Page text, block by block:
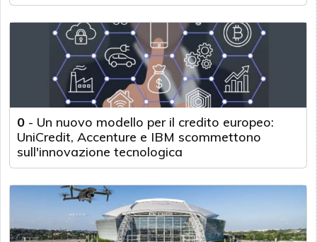
0 - Un nuovo modello per il credito europeo:
UniCredit, Accenture e IBM scommettono
sull'innovazione tecnologica